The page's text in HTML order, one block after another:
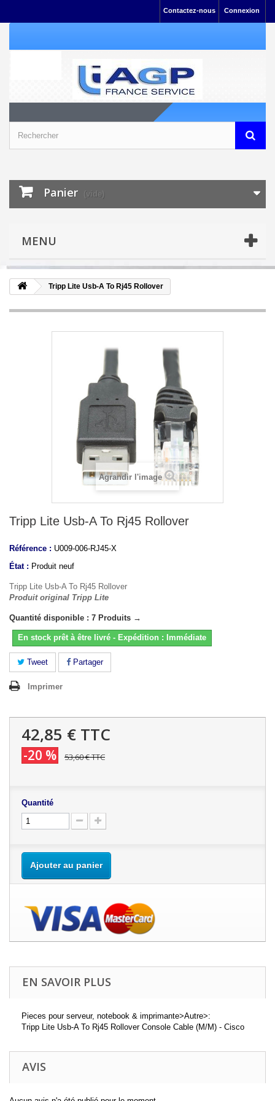
Connexion
Contactez-nous
Panier (vide)
MENU
Tripp Lite Usb-A To Rj45 Rollover
Agrandir l'image
Tripp Lite Usb-A To Rj45 Rollover
Référence : U009-006-RJ45-X
État : Produit neuf
Tripp Lite Usb-A To Rj45 Rollover
Produit original Tripp Lite
Quantité disponible : 7 Produits →
En stock prêt à être livré - Expédition : Immédiate
Tweet Partager
Imprimer
42,85 € TTC
-20 % 53,60 €TTC
Quantité
Ajouter au panier
EN SAVOIR PLUS
Pieces pour serveur, notebook & imprimante>Autre>:
Tripp Lite Usb-A To Rj45 Rollover Console Cable (M/M) - Cisco
AVIS